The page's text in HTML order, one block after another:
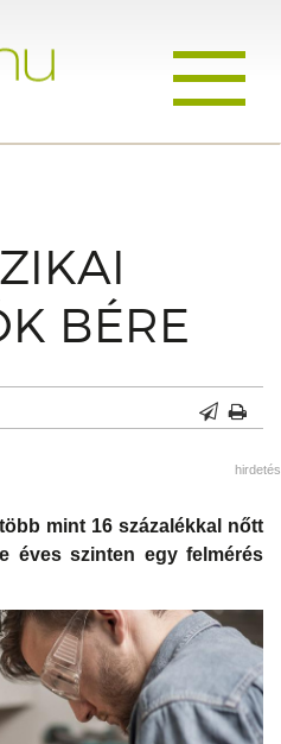
BÉRE
hirdetés
mint 16 százalékkal nőtt
éves szinten egy felmérés